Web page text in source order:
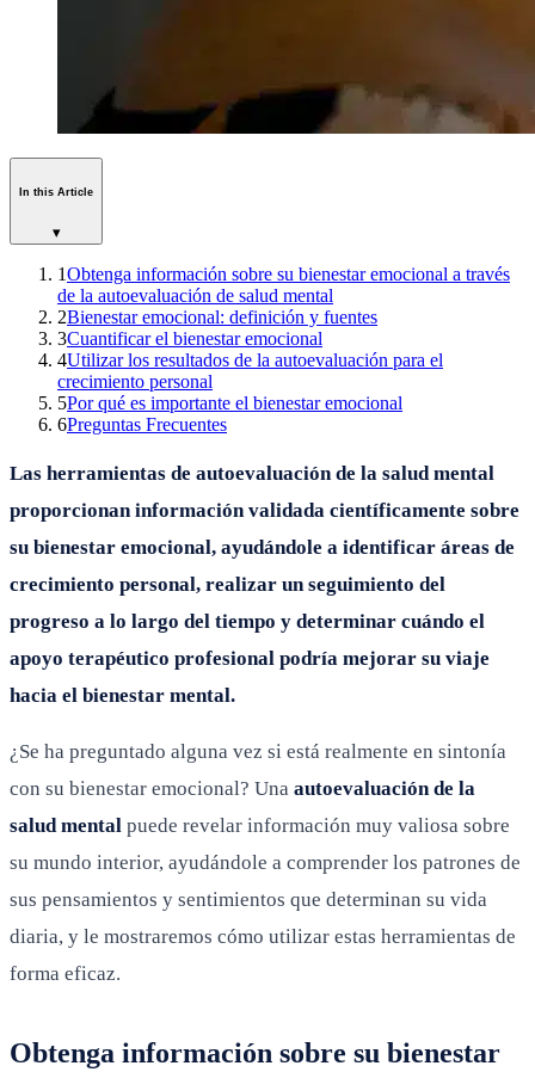
In this Article
▾
1Obtenga información sobre su bienestar emocional a través
de la autoevaluación de salud mental
2Bienestar emocional: definición y fuentes
3Cuantificar el bienestar emocional
4Utilizar los resultados de la autoevaluación para el
crecimiento personal
5Por qué es importante el bienestar emocional
6Preguntas Frecuentes
Las herramientas de autoevaluación de la salud mental
proporcionan información validada científicamente sobre
su bienestar emocional, ayudándole a identificar áreas de
crecimiento personal, realizar un seguimiento del
progreso a lo largo del tiempo y determinar cuándo el
apoyo terapéutico profesional podría mejorar su viaje
hacia el bienestar mental.
¿Se ha preguntado alguna vez si está realmente en sintonía
con su bienestar emocional? Una autoevaluación de la
salud mental puede revelar información muy valiosa sobre
su mundo interior, ayudándole a comprender los patrones de
sus pensamientos y sentimientos que determinan su vida
diaria, y le mostraremos cómo utilizar estas herramientas de
forma eficaz.
Obtenga información sobre su bienestar